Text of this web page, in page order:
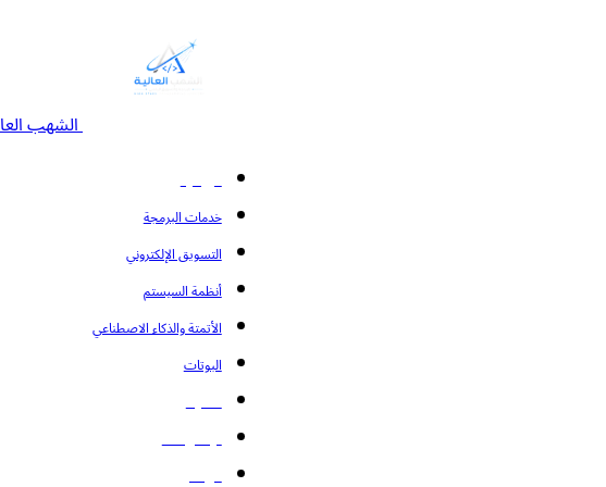
الشهب
الرئيسية
خدمات البرمجة
التسويق الإلكتروني
أنظمة السيستم
الأتمتة والذكاء الاصطناعي
البوتات
المدونة
تواصل معنا
من نحن